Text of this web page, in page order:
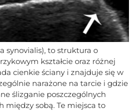
synovialis), to struktura o
kształcie oraz różnej
cienkie ściany i znajduje się w
narażone na tarcie i gdzie
ślizganie poszczególnych
sobą. Te miejsca to